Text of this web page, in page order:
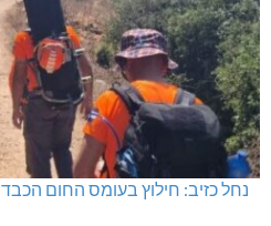
נחל כזיב: חילוץ בעומס החום הכבד